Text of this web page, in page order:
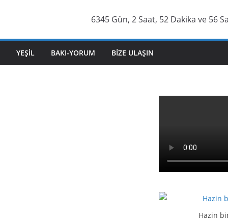
6345 Gün, 2 Saat, 52 Dakika ve 57
YEŞIL BAKI-YORUM BIZE ULAŞIN
Hazin